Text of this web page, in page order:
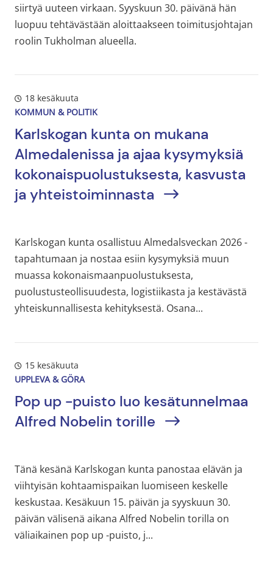
siirtyä uuteen virkaan. Syyskuun 30. päivänä hän
luopuu tehtävästään aloittaakseen toimitusjohtajan
roolin Tukholman alueella.
18 kesäkuuta
KOMMUN & POLITIK
Karlskogan kunta on mukana
Almedalenissa ja ajaa kysymyksiä
kokonaispuolustuksesta, kasvusta
ja yhteistoiminnasta
Karlskogan kunta osallistuu Almedalsveckan 2026 -
tapahtumaan ja nostaa esiin kysymyksiä muun
muassa kokonaismaanpuolustuksesta,
puolustusteollisuudesta, logistiikasta ja kestävästä
yhteiskunnallisesta kehityksestä. Osana...
15 kesäkuuta
UPPLEVA & GÖRA
Pop up -puisto luo kesätunnelmaa
Alfred Nobelin torille
Tänä kesänä Karlskogan kunta panostaa elävän ja
viihtyisän kohtaamispaikan luomiseen keskelle
keskustaa. Kesäkuun 15. päivän ja syyskuun 30.
päivän välisenä aikana Alfred Nobelin torilla on
väliaikainen pop up -puisto, j...